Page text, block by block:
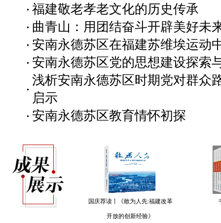
福建敬老孝老文化的历史传承
曲青山：用团结奋斗开辟美好未
安南永德苏区在福建苏维埃运动
安南永德苏区党的思想建设探索
浅析安南永德苏区时期党对群众
启示
安南永德苏区教育情怀初探
国庆荐读丨《敢为人先:福建改革
开放的创新经验》